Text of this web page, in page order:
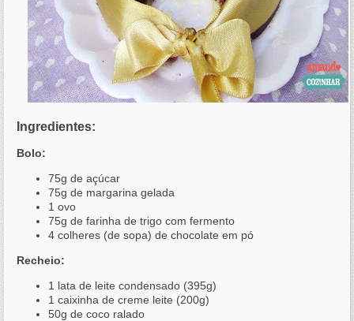
Ingredientes:
Bolo:
75g de açúcar
75g de margarina gelada
1 ovo
75g de farinha de trigo com fermento
4 colheres (de sopa) de chocolate em pó
Recheio:
1 lata de leite condensado (395g)
1 caixinha de creme leite (200g)
50g de coco ralado